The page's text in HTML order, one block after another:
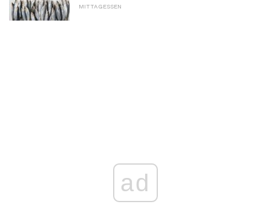
MITTAGESSEN
ad